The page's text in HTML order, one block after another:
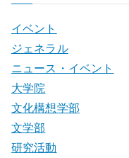
イベント
ジェネラル
ニュース・イベント
大学院
文化構想学部
文学部
研究活動